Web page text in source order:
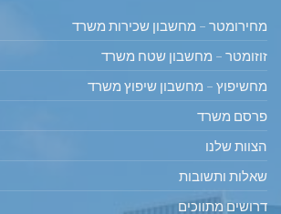
מחירומטר – מחשבון שכירות משרד
זוזומטר – מחשבון שטח משרד
מחשיפוץ – מחשבון שיפוץ משרד
פרסם משרד
הצוות שלנו
שאלות ותשובות
דרושים מתווכים